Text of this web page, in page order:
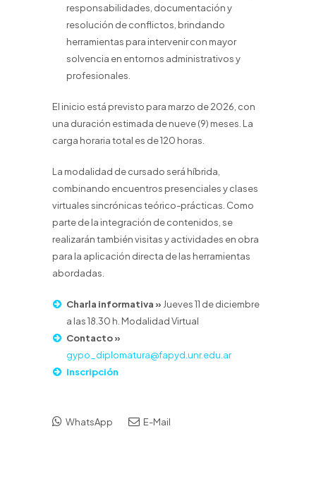
responsabilidades, documentación y
resolución de conflictos, brindando
herramientas para intervenir con mayor
solvencia en entornos administrativos y
profesionales.
El inicio está previsto para marzo de 2026, con
una duración estimada de nueve (9) meses. La
carga horaria total es de 120 horas.
La modalidad de cursado será híbrida,
combinando encuentros presenciales y clases
virtuales sincrónicas teórico-prácticas. Como
parte de la integración de contenidos, se
realizarán también visitas y actividades en obra
para la aplicación directa de las herramientas
abordadas.
Charla informativa » Jueves 11 de diciembre
a las 18.30 h. Modalidad Virtual
Contacto »
gypo_diplomatura@fapyd.unr.edu.ar
Inscripción
WhatsApp E-Mail